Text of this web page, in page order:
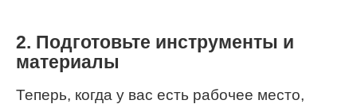
2. Подготовьте инструменты и
материалы
Теперь, когда у вас есть рабочее место,